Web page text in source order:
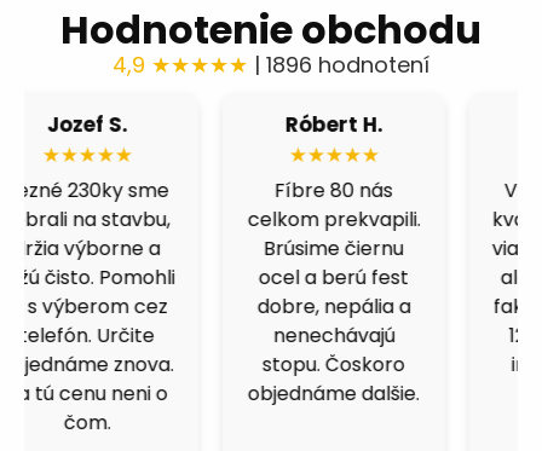
Hodnotenie obchodu
4,9 ★★★★★ | 1896 hodnotení
Róbert H.
★★★★★
Fíbre 80 nás
celkom prekvapili.
Brúsime čiernu
ocel a berú fest
dobre, nepália a
nenechávajú
stopu. Čoskoro
objednáme dalšie.
Fero B.
★★★★★
Výborná cena a
kvalita. Skúšal som
viacero obchodov,
ale kotucovo má
fakt dobrý pomer.
125ky premium
inox idú ako do
masla.